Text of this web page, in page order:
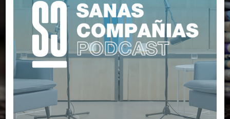
IDIS EN LOSMEDIOS